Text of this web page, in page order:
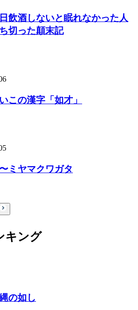
飲酒しないと眠れなかった人
切った顛末記
この漢字「如才」
ミヤマクワガタ
キング
の如し